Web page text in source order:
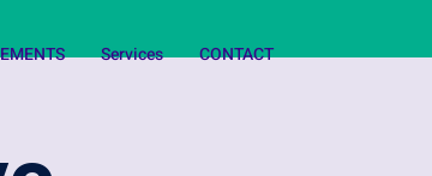
Services CONTACT